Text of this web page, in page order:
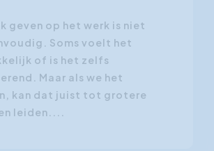
geven op het werk is niet
Soms voelt het
of is het zelfs
Maar als we het
kan dat juist tot grotere
leiden....